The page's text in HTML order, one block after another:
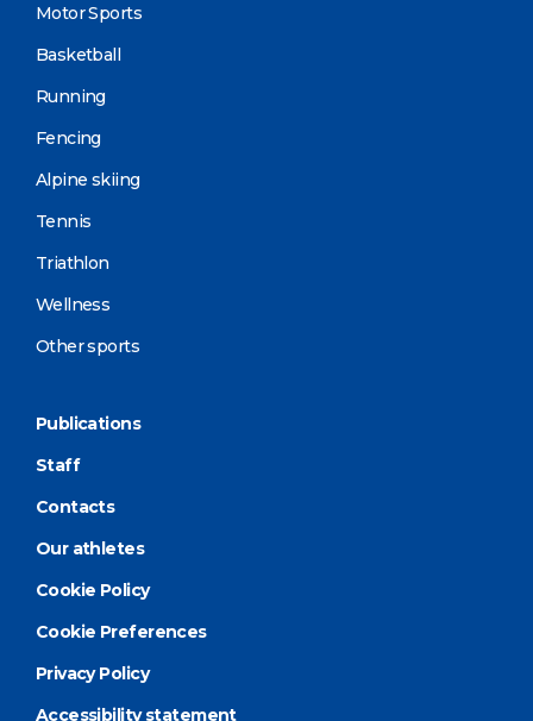
Motor Sports
Basketball
Running
Fencing
Alpine skiing
Tennis
Triathlon
Wellness
Other sports
Publications
Staff
Contacts
Our athletes
Cookie Policy
Cookie Preferences
Privacy Policy
Accessibility statement